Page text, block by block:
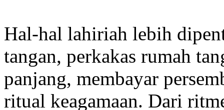
Hal-hal lahiriah lebih
tangan, perkakas rumah
panjang, membayar
ritual keagamaan. Dari